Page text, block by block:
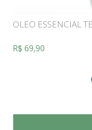
OLEO ESSENCIAL
R$ 69,90